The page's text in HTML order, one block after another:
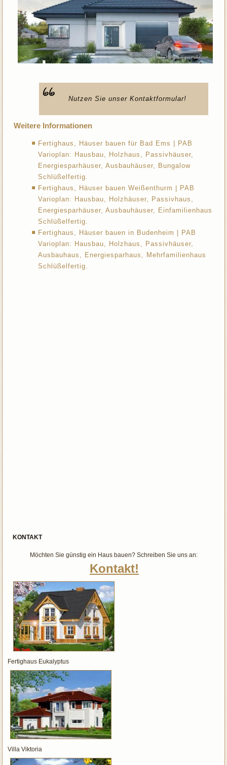
Nutzen Sie unser Kontaktformular!
Weitere Informationen
Fertighaus, Häuser bauen für Bad Ems | PAB
Varioplan: Hausbau, Holzhaus, Passivhäuser,
Energiesparhäuser, Ausbauhäuser, Bungalow
Schlüßelfertig.
Fertighaus, Häuser bauen Weißenthurm | PAB
Varioplan: Hausbau, Holzhäuser, Passivhaus,
Energiesparhäuser, Ausbauhäuser, Einfamilienhaus
Schlüßelfertig.
Fertighaus, Häuser bauen in Budenheim | PAB
Varioplan: Hausbau, Holzhaus, Passivhäuser,
Ausbauhaus, Energiesparhaus, Mehrfamilienhaus
Schlüßelfertig.
KONTAKT
Möchten Sie günstig ein Haus bauen? Schreiben Sie uns an:
Kontakt!
Fertighaus Eukalyptus
Villa Viktoria